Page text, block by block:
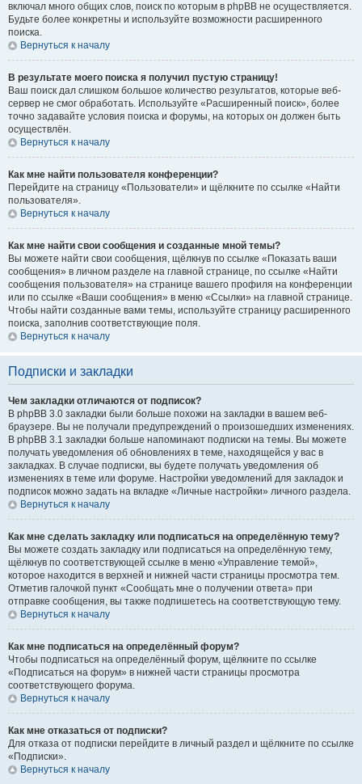
включал много общих слов, поиск по которым в phpBB не осуществляется.
Будьте более конкретны и используйте возможности расширенного
поиска.
Вернуться к началу
В результате моего поиска я получил пустую страницу!
Ваш поиск дал слишком большое количество результатов, которые веб-
сервер не смог обработать. Используйте «Расширенный поиск», более
точно задавайте условия поиска и форумы, на которых он должен быть
осуществлён.
Вернуться к началу
Как мне найти пользователя конференции?
Перейдите на страницу «Пользователи» и щёлкните по ссылке «Найти
пользователя».
Вернуться к началу
Как мне найти свои сообщения и созданные мной темы?
Вы можете найти свои сообщения, щёлкнув по ссылке «Показать ваши
сообщения» в личном разделе на главной странице, по ссылке «Найти
сообщения пользователя» на странице вашего профиля на конференции
или по ссылке «Ваши сообщения» в меню «Ссылки» на главной странице.
Чтобы найти созданные вами темы, используйте страницу расширенного
поиска, заполнив соответствующие поля.
Вернуться к началу
Подписки и закладки
Чем закладки отличаются от подписок?
В phpBB 3.0 закладки были больше похожи на закладки в вашем веб-
браузере. Вы не получали предупреждений о произошедших изменениях.
В phpBB 3.1 закладки больше напоминают подписки на темы. Вы можете
получать уведомления об обновлениях в теме, находящейся у вас в
закладках. В случае подписки, вы будете получать уведомления об
изменениях в теме или форуме. Настройки уведомлений для закладок и
подписок можно задать на вкладке «Личные настройки» личного раздела.
Вернуться к началу
Как мне сделать закладку или подписаться на определённую тему?
Вы можете создать закладку или подписаться на определённую тему,
щёлкнув по соответствующей ссылке в меню «Управление темой»,
которое находится в верхней и нижней части страницы просмотра тем.
Отметив галочкой пункт «Сообщать мне о получении ответа» при
отправке сообщения, вы также подпишетесь на соответствующую тему.
Вернуться к началу
Как мне подписаться на определённый форум?
Чтобы подписаться на определённый форум, щёлкните по ссылке
«Подписаться на форум» в нижней части страницы просмотра
соответствующего форума.
Вернуться к началу
Как мне отказаться от подписки?
Для отказа от подписки перейдите в личный раздел и щёлкните по ссылке
«Подписки».
Вернуться к началу